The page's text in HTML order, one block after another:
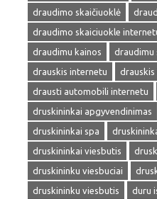
draudimo skaičiuoklė
draudimo skaiciuokle
draudimu kainos
draudimu
drauskis internetu
drausti automobili internetu
druskininkai apgyvendinimas
druskininkai spa
druskininkai viesbutis
druskininku viesbuciai
druskininku viesbutis
duru